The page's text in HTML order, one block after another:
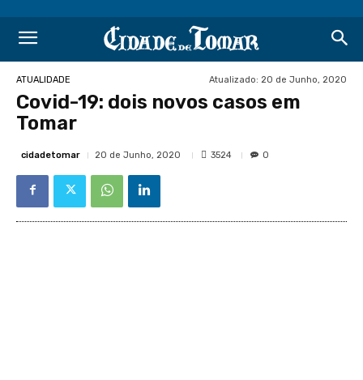
ATUALIDADE Atualizado: 20 de Junho, 2020
Covid-19: dois novos casos em
Tomar
cidadetomar 20 de Junho, 2020 3524 0